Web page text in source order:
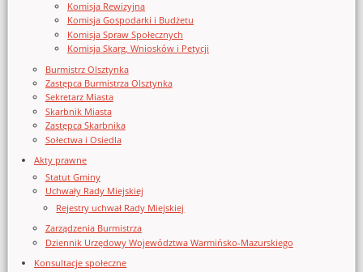
Komisja Rewizyjna
Komisja Gospodarki i Budżetu
Komisja Spraw Społecznych
Komisja Skarg, Wniosków i Petycji
Burmistrz Olsztynka
Zastępca Burmistrza Olsztynka
Sekretarz Miasta
Skarbnik Miasta
Zastępca Skarbnika
Sołectwa i Osiedla
Akty prawne
Statut Gminy
Uchwały Rady Miejskiej
Rejestry uchwał Rady Miejskiej
Zarządzenia Burmistrza
Dziennik Urzędowy Województwa Warmińsko-Mazurskiego
Konsultacje społeczne